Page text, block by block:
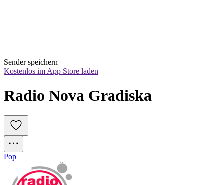
Sender speichern
Kostenlos im App Store laden
Radio Nova Gradiska
Pop